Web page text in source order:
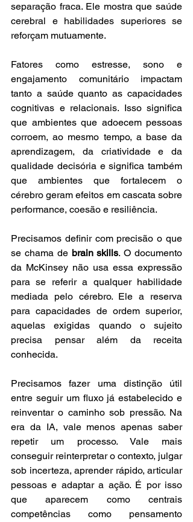
separação fraca. Ele mostra que saúde
cerebral e habilidades superiores se
reforçam mutuamente.
Fatores como estresse, sono e
engajamento comunitário impactam
tanto a saúde quanto as capacidades
cognitivas e relacionais. Isso significa
que ambientes que adoecem pessoas
corroem, ao mesmo tempo, a base da
aprendizagem, da criatividade e da
qualidade decisória e significa também
que ambientes que fortalecem o
cérebro geram efeitos em cascata sobre
performance, coesão e resiliência.
Precisamos definir com precisão o que
se chama de brain skills. O documento
da McKinsey não usa essa expressão
para se referir a qualquer habilidade
mediada pelo cérebro. Ele a reserva
para capacidades de ordem superior,
aquelas exigidas quando o sujeito
precisa pensar além da receita
conhecida.
Precisamos fazer uma distinção útil
entre seguir um fluxo já estabelecido e
reinventar o caminho sob pressão. Na
era da IA, vale menos apenas saber
repetir um processo. Vale mais
conseguir reinterpretar o contexto, julgar
sob incerteza, aprender rápido, articular
pessoas e adaptar a ação. É por isso
que aparecem como centrais
competências como pensamento